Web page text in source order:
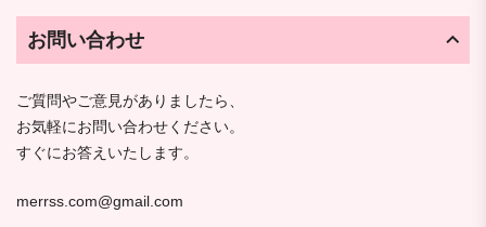
お問い合わせ
ご質問やご意見がありましたら、
お気軽にお問い合わせください。
すぐにお答えいたします。
merrss.com@gmail.com